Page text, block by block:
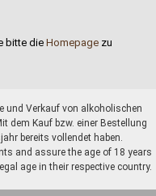
bitte die Homepage zu
und Verkauf von alkoholischen
dem Kauf bzw. einer Bestellung
bereits vollendet haben.
and assure the age of 18 years
age in their respective country.